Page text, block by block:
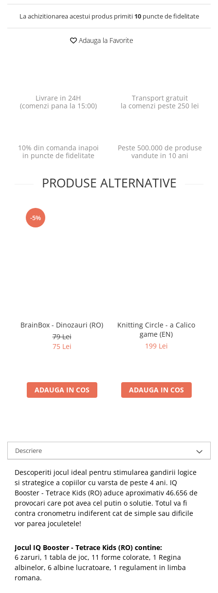
La achizitionarea acestui produs primiti 10puncte de fidelitate
Adauga la Favorite
Livrare in 24H
(comenzi pana la 15:00)
Transport gratuit
la comenzi peste 250 lei
10% din comanda inapoi
in puncte de fidelitate
Peste 500.000 de produse
vandute in 10 ani
PRODUSE ALTERNATIVE
-5%
BrainBox - Dinozauri (RO)
79 Lei
75 Lei
ADAUGA IN COS
Knitting Circle - a Calico
game (EN)
199 Lei
ADAUGA IN COS
Descriere
Descoperiti jocul ideal pentru stimularea gandirii logice
si strategice a copiilor cu varsta de peste 4 ani. IQ
Booster - Tetrace Kids (RO) aduce aproximativ 46.656 de
provocari care pot avea cel putin o solutie. Totul va fi
contra cronometru indiferent cat de simple sau dificile
vor parea joculetele!
Jocul IQ Booster - Tetrace Kids (RO) contine:
6 zaruri, 1 tabla de joc, 11 forme colorate, 1 Regina
albinelor, 6 albine lucratoare, 1 regulament in limba
romana.